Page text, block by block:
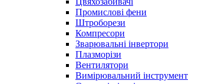
Промислові фени
Штроборези
Компресори
Зварювальні інвертори
Плазморізи
Вентилятори
Вимірювальний інструмент